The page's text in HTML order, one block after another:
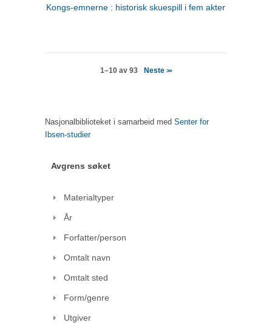
Kongs-emnerne : historisk skuespill i fem akter
1–10 av 93 Neste>>
Nasjonalbiblioteket i samarbeid med Senter for
Ibsen-studier
Avgrens søket
Materialtyper
År
Forfatter/person
Omtalt navn
Omtalt sted
Form/genre
Utgiver